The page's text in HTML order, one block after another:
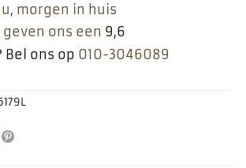
morgen in huis
ons een 9,6
Bel ons op 010-3046089